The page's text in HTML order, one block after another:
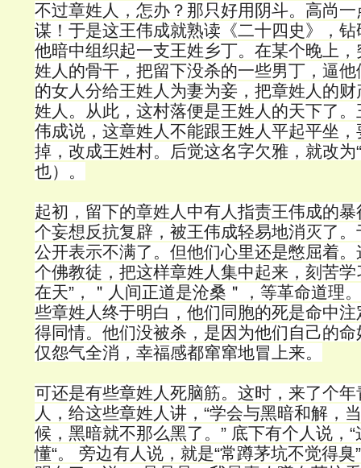
不过章姓人，怎办？那只好用阴斗。高尚
谋！于是这王伟成就熟读《二十四史》，
他暗中组织起一支王姓乡丁。在某个晚上
姓人的骨干，把留下没杀的一些男丁，逼
的女人分给王姓人为妻为妾，把章姓人的
姓人。从此，这村落便是王姓人的天下了
伟成说，这章姓人不能跟王姓人平起平坐
掉，改成王姓村。后觉这名字欠雅，就改为
也）。
起初，留下的章姓人中有人指责王伟成的
个妄想反抗复辟，被王伟成轻易地消灭了
公开表示不满了。但他们心里还是憋屈着
个佛教徒，把这样章姓人集中起来，刻苦学
在天”，＂人间正道是沧桑＂，等革命道理
些章姓人终于明白，他们同胞的死是命中
得同情。他们没被杀，是因为他们自己的
仅怨气全消，幸福感都窜窜地冒上来。
可还是有些章姓人死脑筋。这时，来了个
人，给这些章姓人讲，“学会与黑暗和解，
候，黑暗就不那么黑了。” 底下有个人说，
懂“。 旁边有人说，就是“常蹲茅坑不觉得